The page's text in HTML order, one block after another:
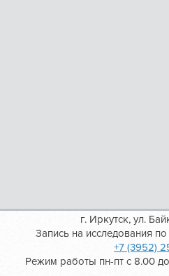
г. Иркутск, ул.
Запись на исследования
+7 (3952)
Режим работы пн-пт с 8.00